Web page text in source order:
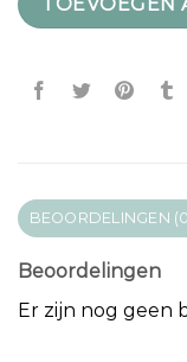
BEOORDELINGEN
Beoordelingen
Er zijn nog geen